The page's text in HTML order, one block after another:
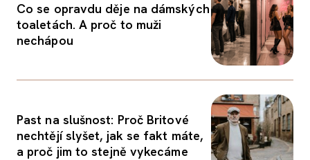
PORADNA
Co se opravdu děje na dámských
toaletách. A proč to muži
nechápou
Past na slušnost: Proč Britové
nechtějí slyšet, jak se fakt máte,
a proč jim to stejně vykecáme